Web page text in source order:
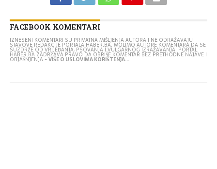
FACEBOOK KOMENTARI
IZNESENI KOMENTARI SU PRIVATNA MIŠLJENJA AUTORA I NE ODRAŽAVAJU
STAVOVE REDAKCIJE PORTALA HABER.BA. MOLIMO AUTORE KOMENTARA DA SE
SUZDRŽE OD VRIJEĐANJA, PSOVANJA I VULGARNOG IZRAŽAVANJA. PORTAL
HABER.BA ZADRŽAVA PRAVO DA OBRIŠE KOMENTAR BEZ PRETHODNE NAJAVE I
OBJAŠNJENJA -VIŠE O USLOVIMA KORIŠTENJA...